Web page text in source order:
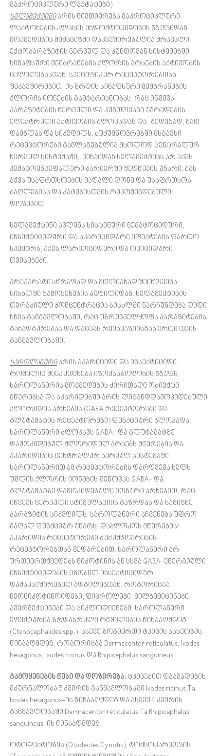
მაკროციკლური ლაქტატები)
სელამექტინიარის ნივთიერება მაკროციკლური
ლაქტონების კლასის ენდოქტოციდების ჯგუფიდან.
მოქმედების მექანიზმი დაკავშირებულია მრავალი
ექტოპარაზიტის ნერვულ და კუნთოვან სისტემებში
სინაფსური მემბრანების ქლორის არხების აქტივობის
ცვლილებასთან. სპეციფიკურ რეცეპტორებთან
შეკავშირებით, ის ზრდის სინაფსური მემბრანების
ქლორის იონების გამტარიანობას, რაც იწვევს
პარაზიტების ნერვული და კუნთოვანი უჯრედების
ელექტრული აქტივობის ბლოკადას და, შედეგად, მათ
დამბლას და სიკვდილს. ძუძუმწოვრებში მსგავსი
რეცეპტორები განლაგებულია მხოლოდ ცენტრალურ
ნერვულ სისტემაში, ვინაიდან სელამექტინს არ აქვს
ჰემატოენცეფალური ბარიერში შეღწევის უნარი, მას
აქვს უსაფრთხოების მაღალი დონე და უსაფრთხოა
ძაღლებისა და კატებისთვის რეკომენდებული
დოზებით.
სელამექტინი ავლენს სისტემური ნემატოციდური,
ინსექტიციდური და აკარიციდური ეფექტების ფართო
სპექტრს, აქვს ლარვოციდური და ოვიციდური
თვისებები.
პრეპარატი სწრაფად და მთლიანად შეიწოვება
სისხლში გამოყენების ადგილიდან. სელამექტინის
თერაპიული კონცენტრაცია სისხლში ნარჩუნდება დიდი
ხნის განმავლობაში, რაც უზრუნველყოფს პარაზიტების
განადგურებას და დაცვას რეინვაზიისგან ერთი თვის
განმავლობაში.
საროლანერიარის აკარიციდი და ინსექტიციდი,
რომელიც მიეკუთვნება იზოქსაზოლინის ჯგუფს.
საროლანერის მოქმედების ძირითადი ობიექტი
მწერებსა და აკარიდებში არის ლიგანდდამოკიდებული
ქლორიდის არხების (GABA რეცეპტორები და
გლუტამატის რეცეპტორები) ფუნქციური ბლოკადა.
საროლანერი ბლოკავს GABA- და გლუტამატზე
დამოკიდებულ ქლორიდულ არხებს მწერების და
აკარიდების ცენტრალურ ნერვულ სისტემაში.
საროლანერით ამ რეცეპტორების დარღვევა ხელს
უშლის ქლორის იონების შეწოვას GABA- და
გლუტამატზე დამოკიდებული იონური არხებით, რაც
იწვევს ნერვული სტიმულაციის გაზრდას და სამიზნე
პარაზიტის სიკვდილს. საროლანერი აჩვენებს უფრო
მაღალ ფუნქციურ უნარს, დაბლოკოს მწერების/
აკარიდის რეცეპტორები ძუძუმწოვრების
რეცეპტორებთან შედარებით. საროლანერი არ
ურთიერთქმედებს ნიკოტინის ან სხვა GABA-ენერგიული
ინსექტიციდების ცნობილ ინსექტიციდურ
დამაკავშირებელ ადგილებთან, როგორიცაა
ნეონიკოტინოიდები, ფიპროლები, მილბემიცინები,
ავერმექტინები და ციკლოდიენები. საროლანერი
ეფექტურია ზრდასრული რწყილების წინააღმდეგ
(Ctenocephalides spp.), ასევე ზოგიერთი ტკიპის სახეობის
წინააღმდეგ, როგორიცაა Dermacentor reticulatus, Ixodes
hexagonus, Ixodes ricinus და Rhipicephalus sanguineus.
გამოყენების წესი და დოზირება: ტკიპებით დაავადების
მკურნალობა 5 კვირის განმავლობაში Ixodes ricinus Ta
Ixodes hexagonus-ის წინააღმდეგ და ასევე 4 კვირის
განმავლობაში Dermacentor reticulatus Ta Rhipicephalus
sanguineus-ის წინააღმდეგ.
ოტოდექტოზის (Otodectes Cynotis), ტოქსოკარიოზის